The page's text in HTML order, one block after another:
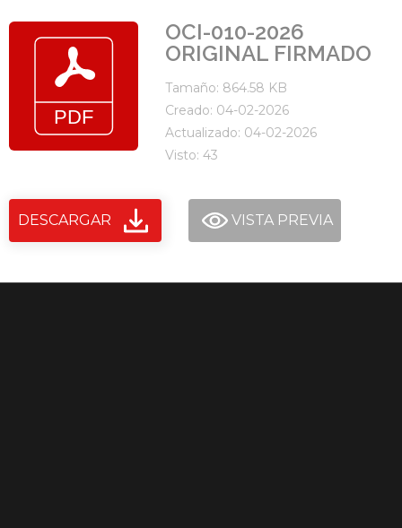
OCI-010-2026
ORIGINAL FIRMADO
Tamaño: 864.58 KB
Creado: 04-02-2026
Actualizado: 04-02-2026
Visto: 43
DESCARGAR VISTA PREVIA